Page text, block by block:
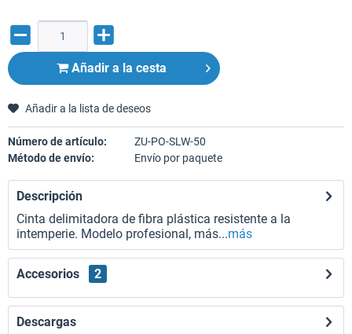
Añadir a la cesta
Añadir a la lista de deseos
Número de artículo:
ZU-PO-SLW-50
Método de envío:
Envío por paquete
Descripción
Cinta delimitadora de fibra plástica resistente a la
intemperie. Modelo profesional, más...más
Accesorios 2
Descargas